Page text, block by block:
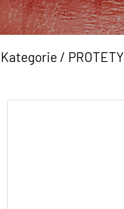
Kategorie /